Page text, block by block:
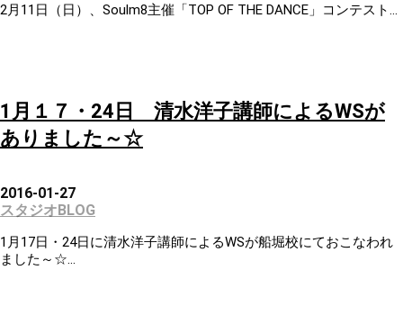
2月11日（日）、Soulm8主催「TOP OF THE DANCE」コンテスト...
1月１７・24日 清水洋子講師によるWSが
ありました～☆
2016-01-27
スタジオBLOG
1月17日・24日に清水洋子講師によるWSが船堀校にておこなわれ
ました～☆...